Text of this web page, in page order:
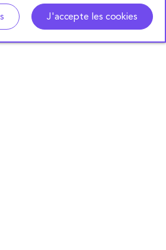
J'accepte les cookies